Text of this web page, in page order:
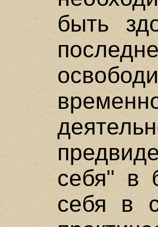
быть
себя" в
себя в